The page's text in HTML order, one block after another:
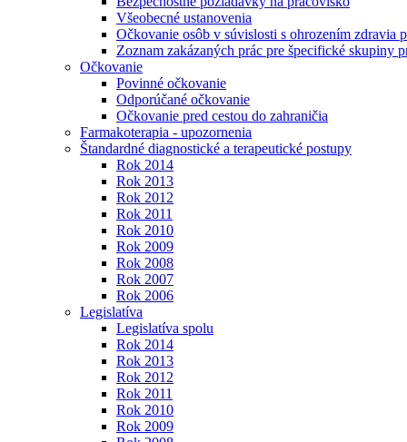
Všeobecné ustanovenia
Očkovanie osôb v súvislosti s ohrozením zdravia
Zoznam zakázaných prác pre špecifické skupiny
Očkovanie
Povinné očkovanie
Odporúčané očkovanie
Očkovanie pred cestou do zahraničia
Farmakoterapia - upozornenia
Štandardné diagnostické a terapeutické postupy
Rok 2014
Rok 2013
Rok 2012
Rok 2011
Rok 2010
Rok 2009
Rok 2008
Rok 2007
Rok 2006
Legislatíva
Legislatíva spolu
Rok 2014
Rok 2013
Rok 2012
Rok 2011
Rok 2010
Rok 2009